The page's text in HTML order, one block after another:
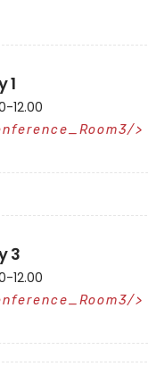
1
12.00
3
12.00